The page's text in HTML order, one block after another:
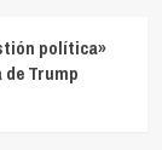
política»
Trump